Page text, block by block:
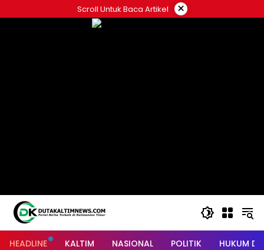
to
Scroll Untuk Baca Artikel ×
HEADLINE KALTIM NASIONAL POLITIK HUKUM